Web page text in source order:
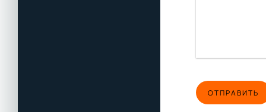
ОТПРАВИТЬ